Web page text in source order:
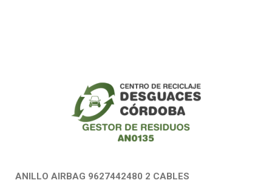
ANILLO AIRBAG 9627442480 2 CABLES